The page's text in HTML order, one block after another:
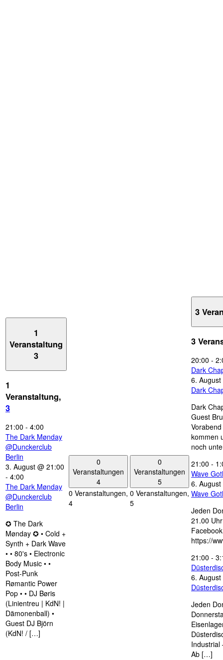
1
Veranstaltung
3
1
Veranstaltung,
3
21:00 - 4:00
The Dark Mønday
@Dunckerclub
Berlin
3. August @ 21:00
- 4:00
The Dark Mønday
@Dunckerclub
Berlin
✪ The Dark
Mønday ✪ • Cold +
Synth + Dark Wave
• • 80's • Electronic
Body Music • •
Post-Punk
Rømantic Power
Pop • • DJ Børis
(Linientreu | KdN! |
Dämonenball) •
Guest DJ Björn
(KdN! / […]
0
Veranstaltungen
4
0 Veranstaltungen,
4
0
Veranstaltungen
5
0 Veranstaltungen,
5
3
3
20:00 -
Dark
6.
Dark
Dark
Guest
kommen
noch
21:00 -
Wave
6.
Wave
Jeden
21.00
https://
21:00 -
6.
Jeden
Industrial
Ab […]